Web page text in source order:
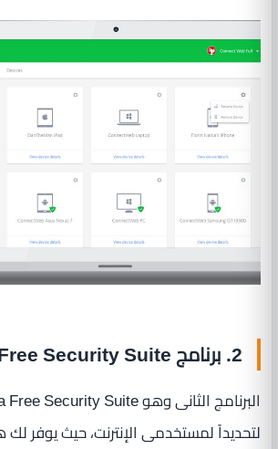
2. برنامج Avira Free Security Suite
لتحديداً لمستخدمى الإنترنت، حيث يوفر لك